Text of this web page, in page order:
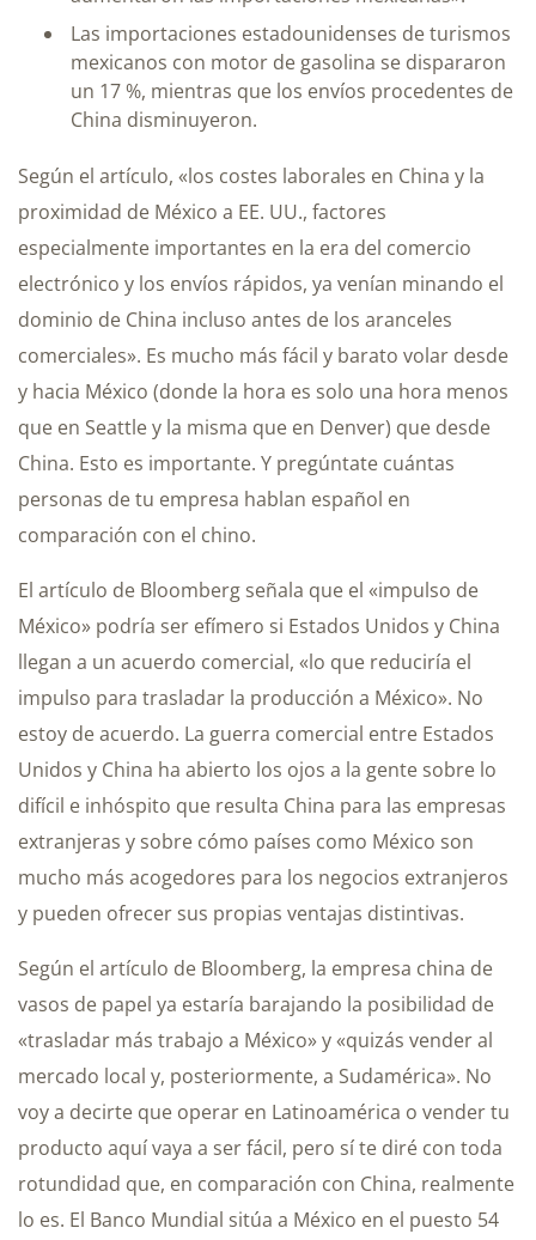
Las importaciones estadounidenses de turismos
mexicanos con motor de gasolina se dispararon
un 17 %, mientras que los envíos procedentes de
China disminuyeron.
Según el artículo, «los costes laborales en China y la
proximidad de México a EE. UU., factores
especialmente importantes en la era del comercio
electrónico y los envíos rápidos, ya venían minando el
dominio de China incluso antes de los aranceles
comerciales». Es mucho más fácil y barato volar desde
y hacia México (donde la hora es solo una hora menos
que en Seattle y la misma que en Denver) que desde
China. Esto es importante. Y pregúntate cuántas
personas de tu empresa hablan español en
comparación con el chino.
El artículo de Bloomberg señala que el «impulso de
México» podría ser efímero si Estados Unidos y China
llegan a un acuerdo comercial, «lo que reduciría el
impulso para trasladar la producción a México». No
estoy de acuerdo. La guerra comercial entre Estados
Unidos y China ha abierto los ojos a la gente sobre lo
difícil e inhóspito que resulta China para las empresas
extranjeras y sobre cómo países como México son
mucho más acogedores para los negocios extranjeros
y pueden ofrecer sus propias ventajas distintivas.
Según el artículo de Bloomberg, la empresa china de
vasos de papel ya estaría barajando la posibilidad de
«trasladar más trabajo a México» y «quizás vender al
mercado local y, posteriormente, a Sudamérica». No
voy a decirte que operar en Latinoamérica o vender tu
producto aquí vaya a ser fácil, pero sí te diré con toda
rotundidad que, en comparación con China, realmente
lo es. El Banco Mundial sitúa a México en el puesto 54